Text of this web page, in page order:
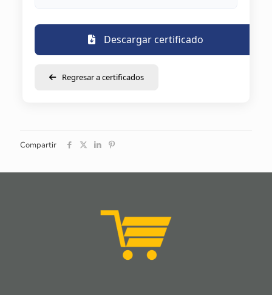
Descargar certificado
Regresar a certificados
Compartir